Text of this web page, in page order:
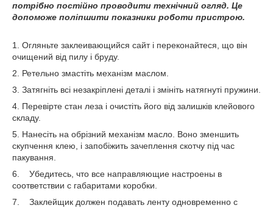
потрібно постійно проводити технічний огляд. Це
допоможе поліпшити показники роботи пристрою.
1. Огляньте заклеивающийся сайт і переконайтеся, що він
очищений від пилу і бруду.
2. Ретельно змастіть механізм маслом.
3. Затягніть всі незакріплені деталі і змініть натягнуті пружини.
4. Перевірте стан леза і очистіть його від залишків клейового
складу.
5. Нанесіть на обрізний механізм масло. Воно зменшить
скупчення клею, і запобіжить зачеплення скотчу під час
пакування.
6. Убедитесь, что все направляющие настроены в
соответствии с габаритами коробки.
7. Заклейщик должен подавать ленту одновременно с